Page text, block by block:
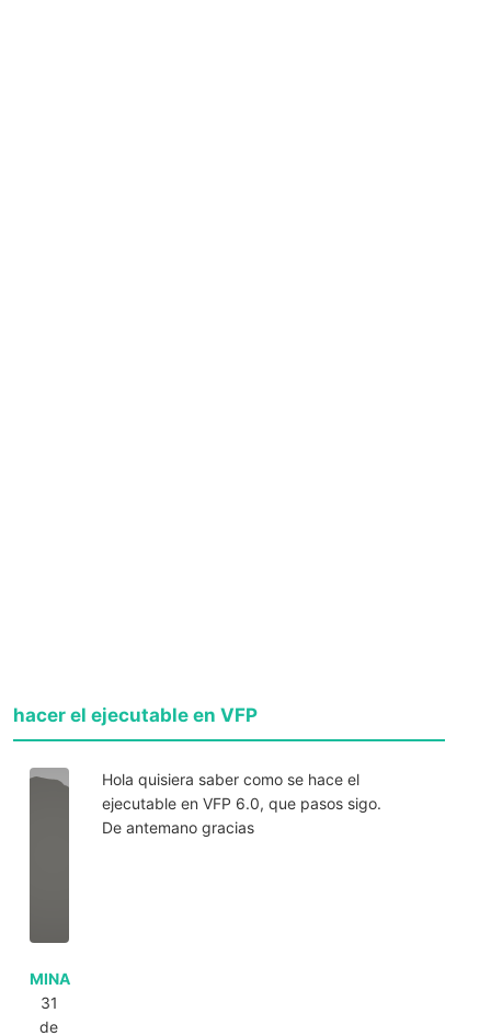
hacer el ejecutable en VFP
MINA
31
de
Hola quisiera saber como se hace el
ejecutable en VFP 6.0, que pasos sigo.
De antemano gracias